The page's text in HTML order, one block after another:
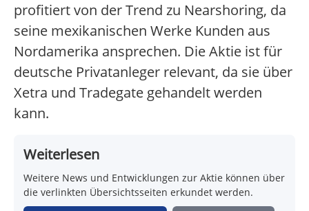
profitiert von der Trend zu Nearshoring, da
seine mexikanischen Werke Kunden aus
Nordamerika ansprechen. Die Aktie ist für
deutsche Privatanleger relevant, da sie über
Xetra und Tradegate gehandelt werden
kann.
Weiterlesen
Weitere News und Entwicklungen zur Aktie können über
die verlinkten Übersichtsseiten erkundet werden.